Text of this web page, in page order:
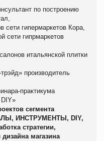
по построению
сети гипермаркетов Кора,
сети гипрмаркетов
итальянской плитки
производитель
практикума
сегмента
ИНСТРУМЕНТЫ, DIY,
стратегии,
магазина